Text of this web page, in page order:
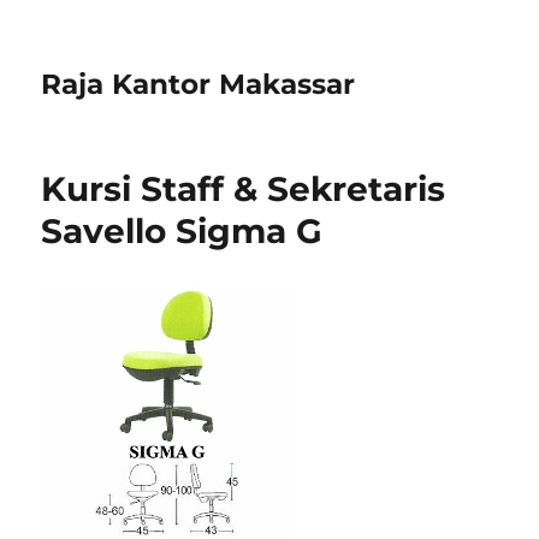
Raja Kantor Makassar
Kursi Staff & Sekretaris
Savello Sigma G